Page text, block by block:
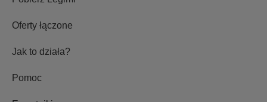
Oferty łączone
Jak to działa?
Pomoc